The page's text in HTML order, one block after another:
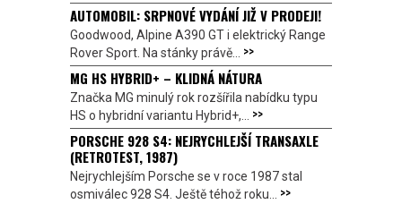
AUTOMOBIL: SRPNOVÉ VYDÁNÍ JIŽ V PRODEJI!
Goodwood, Alpine A390 GT i elektrický Range
Rover Sport. Na stánky právě... >>
MG HS HYBRID+ – KLIDNÁ NÁTURA
Značka MG minulý rok rozšířila nabídku typu
HS o hybridní variantu Hybrid+,... >>
PORSCHE 928 S4: NEJRYCHLEJŠÍ TRANSAXLE
(RETROTEST, 1987)
Nejrychlejším Porsche se v roce 1987 stal
osmiválec 928 S4. Ještě téhož roku... >>